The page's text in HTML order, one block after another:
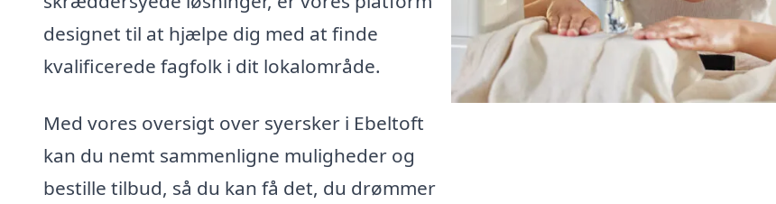
designet til at hjælpe dig med at finde
kvalificerede fagfolk i dit lokalområde.
Med vores oversigt over syersker i Ebeltoft
kan du nemt sammenligne muligheder og
bestille tilbud, så du kan få det, du drømmer